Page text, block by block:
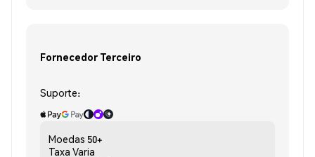
Fornecedor Terceiro
Suporte:
Moedas 50+
Taxa Varia